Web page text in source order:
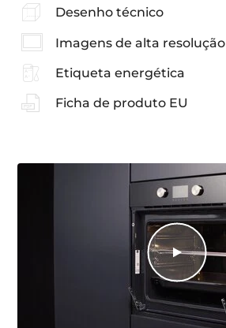
Desenho técnico
Imagens de alta resolução
Etiqueta energética
Ficha de produto EU